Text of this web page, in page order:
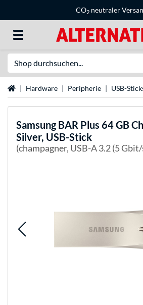
CO2 neutraler
StartseiteHardware Peripherie USB-
Samsung BAR Plus 64 GB
Silver, USB-Stick
(champagner, USB-A 3.2 (5 Gbit/